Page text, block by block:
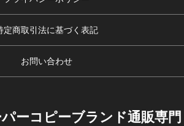
定商取引法に基づく表記
お問い合わせ
ーコピーブランド通販専門